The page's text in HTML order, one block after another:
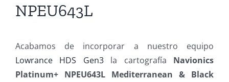
NPEU643L
Acabamos de incorporar a nuestro equipo
Lowrance HDS Gen3la cartografía Navionics
Platinum+ NPEU643L Mediterranean & Black